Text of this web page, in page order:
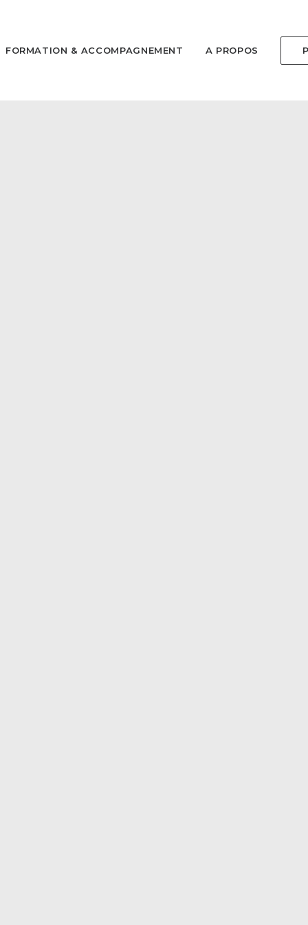
FORMATION & ACCOMPAGNEMENT A PROPOS